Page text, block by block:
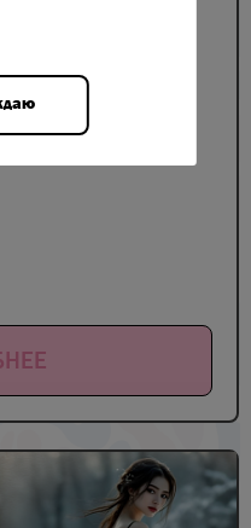
П.Л., Терещенкова Д.И.,
д. 1А (Конгресс-центр